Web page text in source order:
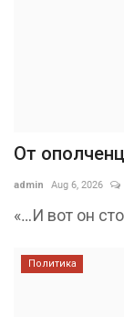
От
admin Aug 6, 2026
«…И вот он
Политика